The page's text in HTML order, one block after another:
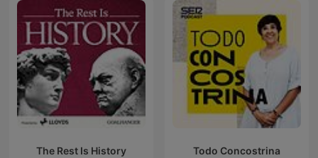
The Rest Is History Todo Concostrina